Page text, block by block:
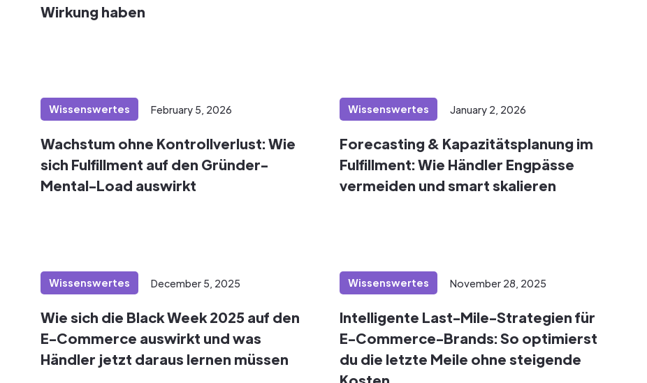
Wirkung haben
Wissenswertes February 5, 2026
Wachstum ohne Kontrollverlust: Wie
sich Fulfillment auf den Gründer-
Mental-Load auswirkt
Wissenswertes January 2, 2026
Forecasting & Kapazitätsplanung im
Fulfillment: Wie Händler Engpässe
vermeiden und smart skalieren
Wissenswertes December 5, 2025
Wie sich die Black Week 2025 auf den
E-Commerce auswirkt und was
Händler jetzt daraus lernen müssen
Wissenswertes November 28, 2025
Intelligente Last-Mile-Strategien für
E-Commerce-Brands: So optimierst
du die letzte Meile ohne steigende